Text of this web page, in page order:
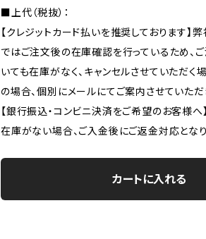
■上代（税抜）：
【クレジットカード払いを推奨しております】
ではご注文後の在庫確認を行っているため、
いても在庫がなく、キャンセルさせていただく
の場合、個別にメールにてご案内させていただ
【銀行振込・コンビニ決済をご希望のお客様へ】
在庫がない場合、ご入金後にご返金対応となり
カートに入れる